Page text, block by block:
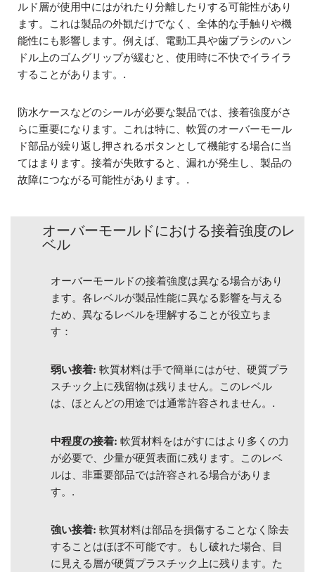
ルド層が使用中にはがれたり分離したりする可能性があり
ます。これは製品の外観だけでなく、全体的な手触りや機
能性にも影響します。例えば、電動工具や歯ブラシのハン
ドル上のゴムグリップが緩むと、使用時に不快でイライラ
することがあります。.
防水ケースなどのシールが必要な製品では、接着強度がさ
らに重要になります。これは特に、軟質のオーバーモール
ド部品が繰り返し押されるボタンとして機能する場合に当
てはまります。接着が失敗すると、漏れが発生し、製品の
故障につながる可能性があります。.
オーバーモールドにおける接着強度のレ
ベル
オーバーモールドの接着強度は異なる場合があり
ます。各レベルが製品性能に異なる影響を与える
ため、異なるレベルを理解することが役立ちま
す：
弱い接着: 軟質材料は手で簡単にはがせ、硬質プラ
スチック上に残留物は残りません。このレベル
は、ほとんどの用途では通常許容されません。.
中程度の接着: 軟質材料をはがすにはより多くの力
が必要で、少量が硬質表面に残ります。このレベ
ルは、非重要部品では許容される場合がありま
す。.
強い接着: 軟質材料は部品を損傷することなく除去
することはほぼ不可能です。もし破れた場合、目
に見える層が硬質プラスチック上に残ります。た